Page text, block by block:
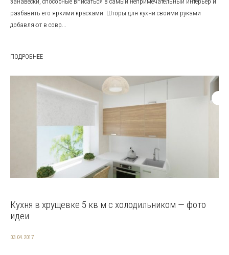
разбавить его яркими красками. Шторы для кухни своими руками
добавляют в совр...
ПОДРОБНЕЕ
Кухня в хрущевке 5 кв м с холодильником — фото
идеи
03.04.2017